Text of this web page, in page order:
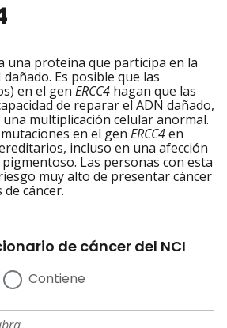
una proteína que participa en la
Es posible que las
en el gen ERCC4 hagan que las
de reparar el ADN dañado,
una multiplicación celular anormal.
en el gen ERCC4en
incluso en una afección
Las personas con esta
muy alto de presentar cáncer
cáncer.
de cáncer del NCI
Contiene